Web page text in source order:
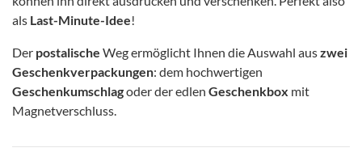
als Last-Minute-Idee!
Der postalische Weg ermöglicht Ihnen die Auswahl auszwei
Geschenkverpackungen: dem hochwertigen
Geschenkumschlagoder der edlen Geschenkbox mit
Magnetverschluss.